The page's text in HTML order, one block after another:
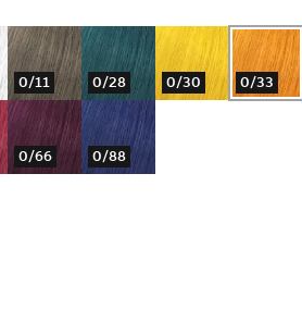
0/11 0/28 0/30 0/33
0/66 0/88